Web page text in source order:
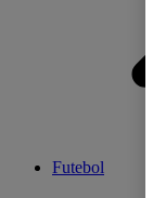
Futebol